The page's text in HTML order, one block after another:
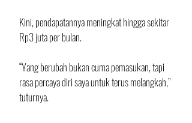
Kini, pendapatannya meningkat hingga sekitar
Rp3 juta per bulan.
“Yang berubah bukan cuma pemasukan, tapi
rasa percaya diri saya untuk terus melangkah,”
tuturnya.